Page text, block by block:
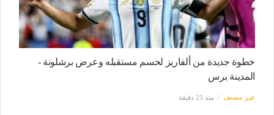
خطوة جديدة من ألفاريز لحسم مستقبله وعرض برشلونة -
المدينة برس
غير مصنف منذ 25 دقيقة